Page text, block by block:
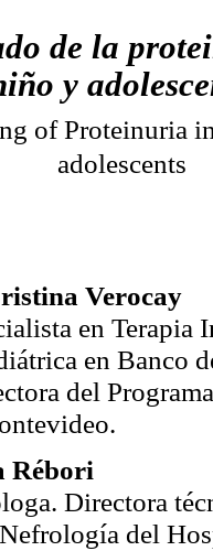
de la
y
of Proteinuria
adolescents
Verocay
en Terapia
en Banco
del
Rébori
Directora
del